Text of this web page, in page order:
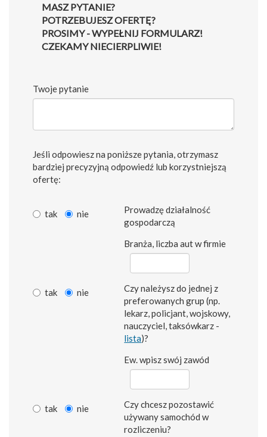
MASZ PYTANIE?
POTRZEBUJESZ OFERTĘ?
PROSIMY - WYPEŁNIJ FORMULARZ!
CZEKAMY NIECIERPLIWIE!
Twoje pytanie
Jeśli odpowiesz na poniższe pytania, otrzymasz
bardziej precyzyjną odpowiedź lub korzystniejszą
ofertę:
tak nie
Prowadzę działalność
gospodarczą
Branża, liczba aut w firmie
tak nie
Czy należysz do jednej z
preferowanych grup (np.
lekarz, policjant, wojskowy,
nauczyciel, taksówkarz -
lista)?
Ew. wpisz swój zawód
tak nie
Czy chcesz pozostawić
używany samochód w
rozliczeniu?